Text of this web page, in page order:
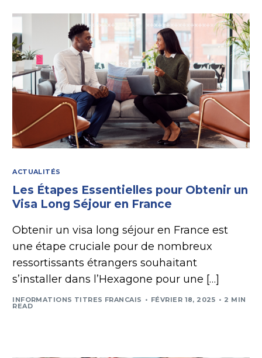
ACTUALITÉS
Les Étapes Essentielles pour Obtenir un
Visa Long Séjour en France
Obtenir un visa long séjour en France est
une étape cruciale pour de nombreux
ressortissants étrangers souhaitant
s’installer dans l’Hexagone pour une […]
INFORMATIONS TITRES FRANCAIS FÉVRIER 18, 2025 2 MIN
READ